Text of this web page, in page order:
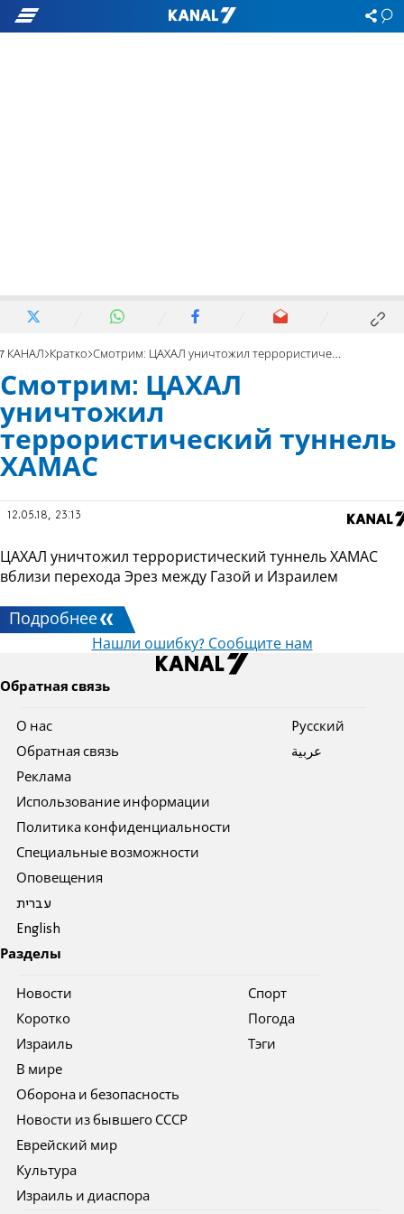
7 КАНАЛ Кратко Смотрим: ЦАХАЛ уничтожил террористический туннель ХАМАС
Смотрим: ЦАХАЛ
уничтожил
террористический туннель
ХАМАС
12.05.18, 23:13
ЦАХАЛ уничтожил террористический туннель ХАМАС
вблизи перехода Эрез между Газой и Израилем
Подробнее
Нашли ошибку? Сообщите нам
Обратная связь
О нас
Обратная связь
Реклама
Использование информации
Политика конфиденциальности
Специальные возможности
Оповещения
עברית
English
Pусский
عربية
Разделы
Новости
Коротко
Израиль
В мире
Оборона и безопасность
Новости из бывшего СССР
Еврейский мир
Культура
Израиль и диаспора
Спорт
Погода
Тэги